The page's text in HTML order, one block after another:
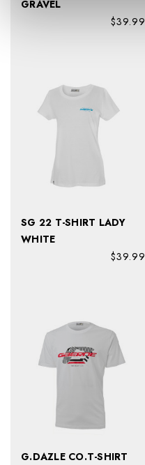
GRAVEL
$39.99
SG 22 T-SHIRT LADY
WHITE
$39.99
G.DAZLE CO.T-SHIRT